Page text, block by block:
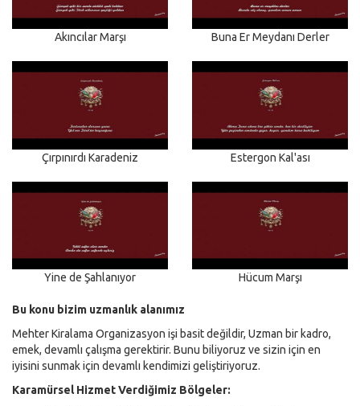
Akıncılar Marşı Buna Er Meydanı Derler
Çırpınırdı Karadeniz Estergon Kal'ası
Yine de Şahlanıyor Hücum Marşı
Bu konu bizim uzmanlık alanımız
Mehter Kiralama Organizasyon işi basit değildir, Uzman bir kadro,
emek, devamlı çalışma gerektirir. Bunu biliyoruz ve sizin için en
iyisini sunmak için devamlı kendimizi geliştiriyoruz.
Karamürsel Hizmet Verdiğimiz Bölgeler: